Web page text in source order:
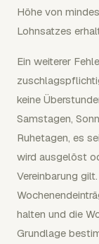
Höhe von
Lohnsatzes
Ein weiterer
keine
Samstagen,
Ruhetagen, es
wird ausgelöst
Vereinbarung
halten und die
Grundlage